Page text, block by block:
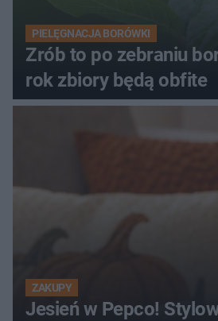
PIELĘGNACJA BORÓWKI
Zrób to po zebraniu
rok zbiory będą obfite
ZAKUPY
Jesień w Pepco!